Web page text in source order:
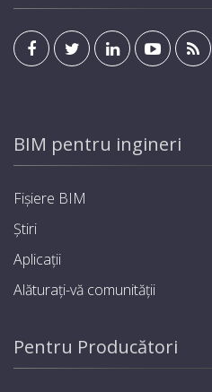
BIM pentru ingineri
Fișiere BIM
Știri
Aplicații
Alăturați-vă comunității
Pentru Producători